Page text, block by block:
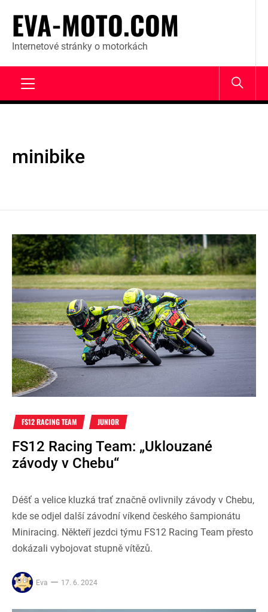
content
EVA-MOTO.COM
Internetové stránky o motorkách
minibike
FS12 RACING TEAM JUNIOR
FS12 Racing Team: „Uklouzané
závody v Chebu“
Déšť a velice kluzká trať značně ovlivnily závody v Chebu,
kde se odjel další závodní víkend českého šampionátu
Miniracing. Někteří jezdci týmu FS12 Racing Team přesto
dokázali vybojovat stupně vítězů.
Eva 17. 6. 2024